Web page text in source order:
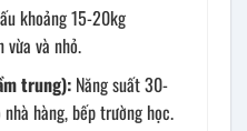
khoảng 15-20kg
vừa và nhỏ.
trung): Năng suất 30-
hàng, bếp trường học.